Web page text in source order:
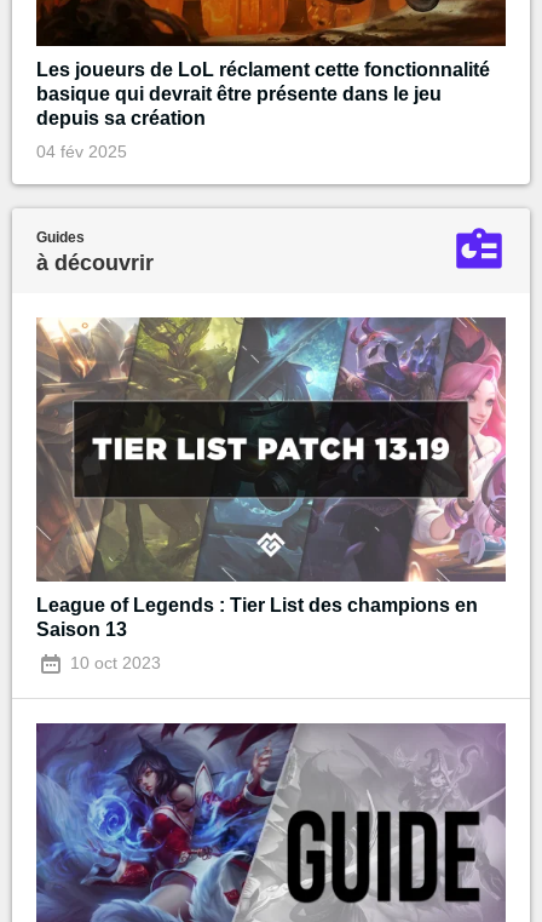
Les joueurs de LoL réclament cette fonctionnalité
basique qui devrait être présente dans le jeu
depuis sa création
04 fév 2025
Guides
à découvrir
League of Legends : Tier List des champions en
Saison 13
10 oct 2023